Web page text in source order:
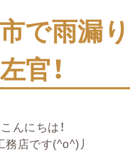
で雨漏
官！
んにちは！
店です(^o^)丿